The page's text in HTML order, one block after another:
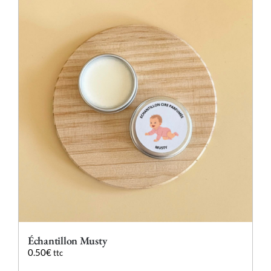
options
peuvent
être
choisies
sur
la
page
du
produit
Échantillon Musty
0.50€ ttc